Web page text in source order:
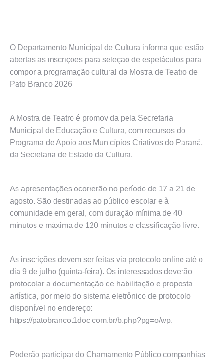
O Departamento Municipal de Cultura informa que estão
abertas as inscrições para seleção de espetáculos para
compor a programação cultural da Mostra de Teatro de
Pato Branco 2026.
A Mostra de Teatro é promovida pela Secretaria
Municipal de Educação e Cultura, com recursos do
Programa de Apoio aos Municípios Criativos do Paraná,
da Secretaria de Estado da Cultura.
As apresentações ocorrerão no período de 17 a 21 de
agosto. São destinadas ao público escolar e à
comunidade em geral, com duração mínima de 40
minutos e máxima de 120 minutos e classificação livre.
As inscrições devem ser feitas via protocolo online até o
dia 9 de julho (quinta-feira). Os interessados deverão
protocolar a documentação de habilitação e proposta
artística, por meio do sistema eletrônico de protocolo
disponível no endereço:
https://patobranco.1doc.com.br/b.php?pg=o/wp.
Poderão participar do Chamamento Público companhias